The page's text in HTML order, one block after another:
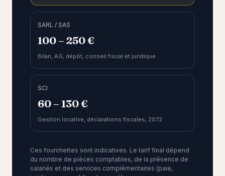
SARL / SAS
100 – 250 €
Bilan, AG, dépôt, conseil fiscal et juridique
SCI
60 – 130 €
Gestion locative, déclarations fiscales, 2072
Ces fourchettes sont indicatives. Le tarif final dépend
du nombre de pièces comptables, de la présence de
salariés et des services complémentaires (paie,